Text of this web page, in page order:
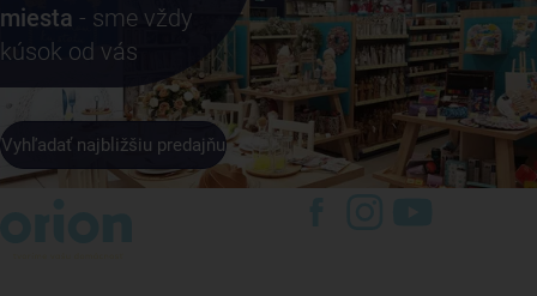
miesta - sme vždy
kúsok od vás
Vyhľadať najbližšiu predajňu